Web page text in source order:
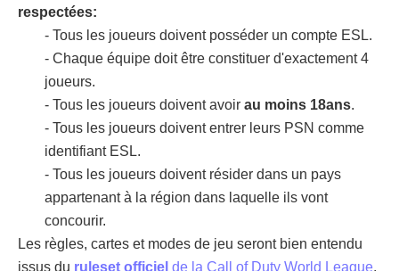
respectées:
- Tous les joueurs doivent posséder un compte ESL.
- Chaque équipe doit être constituer d'exactement 4
joueurs.
- Tous les joueurs doivent avoir au moins 18ans.
- Tous les joueurs doivent entrer leurs PSN comme
identifiant ESL.
- Tous les joueurs doivent résider dans un pays
appartenant à la région dans laquelle ils vont
concourir.
Les règles, cartes et modes de jeu seront bien entendu
issus du ruleset officiel de la Call of Duty World League.